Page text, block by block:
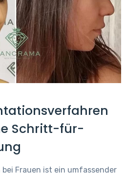
Schritt-für-
Frauen ist ein umfassender